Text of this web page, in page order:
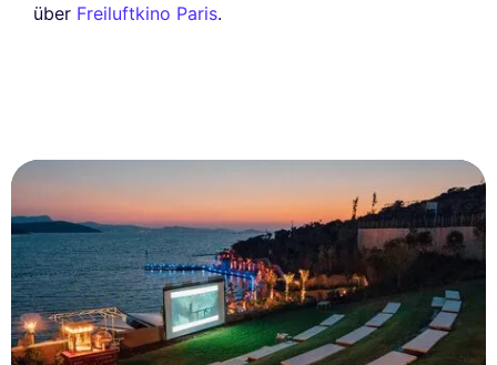
über Freiluftkino Paris.